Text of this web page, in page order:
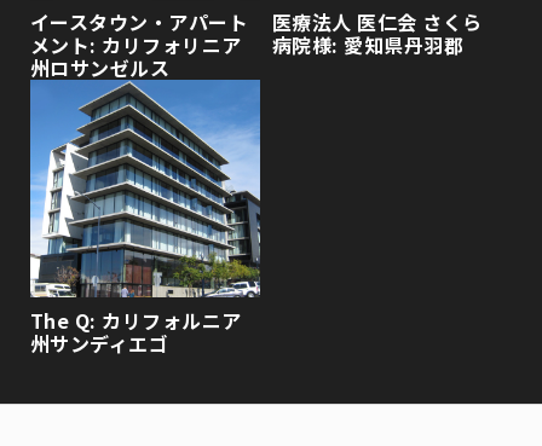
イースタウン・アパート
メント: カリフォリニア
州ロサンゼルス
医療法人 医仁会 さくら
病院様: 愛知県丹羽郡
The Q: カリフォルニア
州サンディエゴ